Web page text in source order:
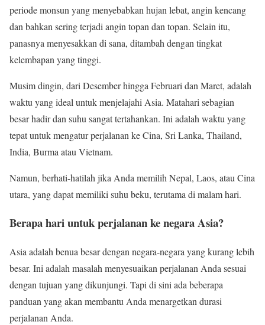
periode monsun yang menyebabkan hujan lebat, angin kencang
dan bahkan sering terjadi angin topan dan topan. Selain itu,
panasnya menyesakkan di sana, ditambah dengan tingkat
kelembapan yang tinggi.
Musim dingin, dari Desember hingga Februari dan Maret, adalah
waktu yang ideal untuk menjelajahi Asia. Matahari sebagian
besar hadir dan suhu sangat tertahankan. Ini adalah waktu yang
tepat untuk mengatur perjalanan ke Cina, Sri Lanka, Thailand,
India, Burma atau Vietnam.
Namun, berhati-hatilah jika Anda memilih Nepal, Laos, atau Cina
utara, yang dapat memiliki suhu beku, terutama di malam hari.
Berapa hari untuk perjalanan ke negara Asia?
Asia adalah benua besar dengan negara-negara yang kurang lebih
besar. Ini adalah masalah menyesuaikan perjalanan Anda sesuai
dengan tujuan yang dikunjungi. Tapi di sini ada beberapa
panduan yang akan membantu Anda menargetkan durasi
perjalanan Anda.